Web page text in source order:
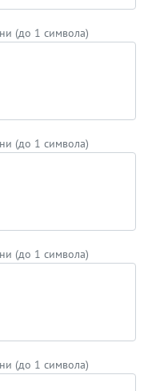
(до 1 символа)
(до 1 символа)
(до 1 символа)
(до 1 символа)